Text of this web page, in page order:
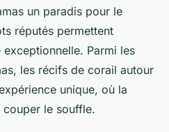
un paradis pour le
réputés permettent
exceptionnelle. Parmi les
les récifs de corail autour
unique, où la
le souffle.